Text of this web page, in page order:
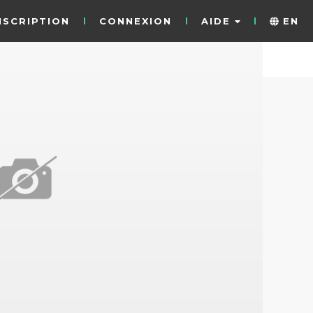
CONNEXION AIDE EN